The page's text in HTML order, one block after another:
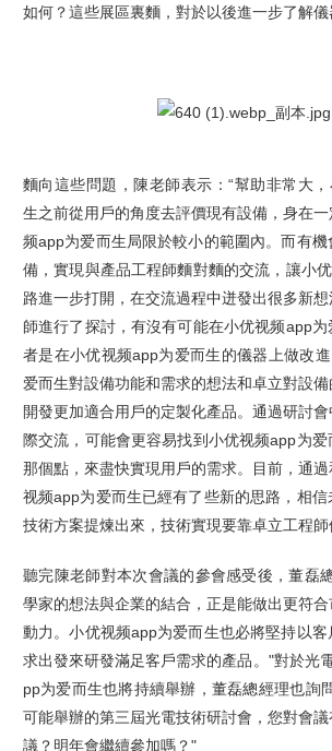
如何？這些展區裏麵，對於以後進一步了解
麵向這些問題，陳老師表示：“幫助非常大
生之前從用戶的角度去評價現有設備，身在
频app为爱而生局限於較小的範圍內。而有
備，實現與產品工程師麵對麵的交流，讓小
路進一步打開，在交流過程中迸發出很多新
師進行了探討，有沒有可能在小优视频app
者是在小优视频app为爱而生的儀器上做改
爱而生對設備功能和需求的想法和卓立對設備
開發更加適合用戶的定製化產品。通過研討
際交流，可能會更容易找到小优视频app为
那個點，來盡快實現用戶的需求。目前，通
视频app为爱而生已經有了些新的思路，相
技術方案提煉出來，技術實現要靠卓立工程
聽完陳老師對本次會議的參會感受後，董磊
學家的想法與企業的結合，正是能做出更符
動力。小优视频app为爱而生也必將堅持以
求出發來研發滿足客戶需求的產品。"對於光
pp为爱而生也將持續舉辦，董磊總經理也詢
可能舉辦的第三屆光電技術研討會，您對會
議？明年會繼續參加嗎？"